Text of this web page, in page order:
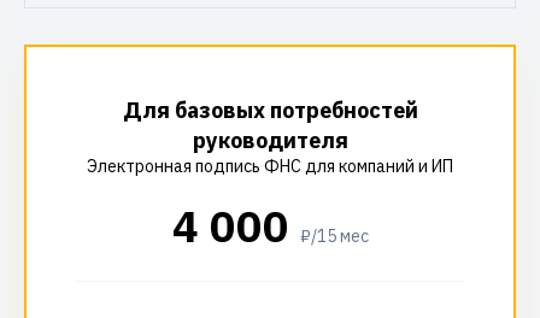
Для базовых потребностей
руководителя
Электронная подпись ФНС для компаний и ИП
4 000 ₽/15 мес